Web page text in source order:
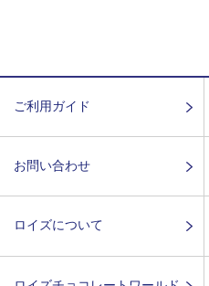
ご利用ガイド
お問い合わせ
ロイズについて